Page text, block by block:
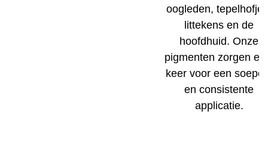
oogleden,
littekens en de
hoofdhuid. Onze
pigmenten zorgen
keer voor een
en consistente
applicatie.